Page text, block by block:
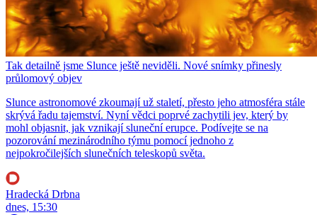
Tak detailně jsme Slunce ještě neviděli. Nové snímky přinesly
průlomový objev
Slunce astronomové zkoumají už staletí, přesto jeho atmosféra stále
skrývá řadu tajemství. Nyní vědci poprvé zachytili jev, který by
mohl objasnit, jak vznikají sluneční erupce. Podívejte se na
pozorování mezinárodního týmu pomocí jednoho z
nejpokročilejších slunečních teleskopů světa.
Hradecká Drbna
dnes, 15:30